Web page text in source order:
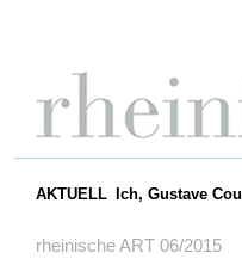
AKTUELL Ich, Gustave
rheinische ART 06/2015